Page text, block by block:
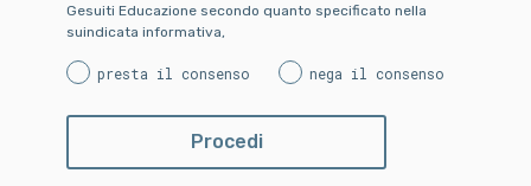
Gesuiti Educazione secondo quanto specificato nella
suindicata informativa,
presta il consenso nega il consenso